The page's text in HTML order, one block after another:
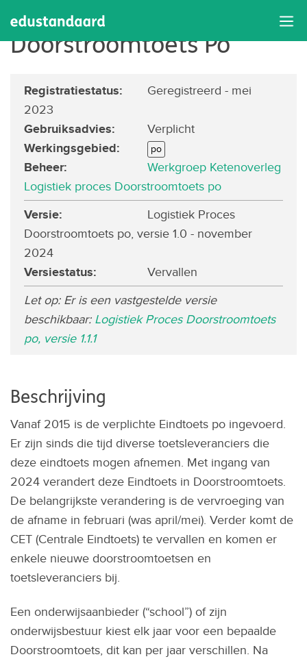
Logistiek Proces
Doorstroomtoets Po
Registratiestatus: Geregistreerd - mei
2023
Gebruiksadvies: Verplicht
Werkingsgebied: po
Beheer:
Werkgroep Ketenoverleg
Logistiek proces Doorstroomtoets po
Versie:
Logistiek Proces
Doorstroomtoets po, versie 1.0 - november
2024
Versiestatus:
Vervallen
Let op: Er is een vastgestelde versie
beschikbaar: Logistiek Proces Doorstroomtoets
po, versie 1.1.1
Beschrijving
Vanaf 2015 is de verplichte Eindtoets po ingevoerd.
Er zijn sinds die tijd diverse toetsleveranciers die
deze eindtoets mogen afnemen. Met ingang van
2024 verandert deze Eindtoets in Doorstroomtoets.
De belangrijkste verandering is de vervroeging van
de afname in februari (was april/mei). Verder komt de
CET (Centrale Eindtoets) te vervallen en komen er
enkele nieuwe doorstroomtoetsen en
toetsleveranciers bij.
Een onderwijsaanbieder (“school”) of zijn
onderwijsbestuur kiest elk jaar voor een bepaalde
Doorstroomtoets, dit kan per jaar verschillen. Na